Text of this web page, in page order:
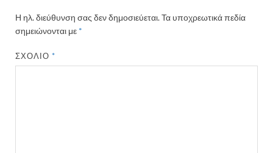
Η ηλ. διεύθυνση σας δεν δημοσιεύεται.Τα υποχρεωτικά πεδία
σημειώνονται με *
ΣΧΌΛΙΟ*